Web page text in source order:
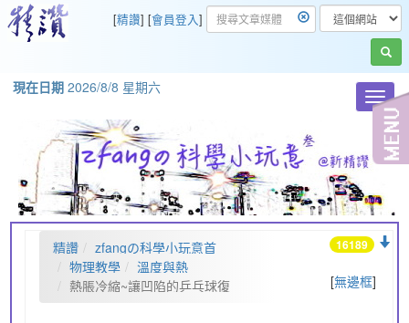
[精讚] [會員登入]
現在日期 2026/8/8 星期六
[無邊框]
精讚
zfangの科學小玩意首
頁
物理教學
溫度與熱
熱脹冷縮~讓凹陷的乒乓球復
16189